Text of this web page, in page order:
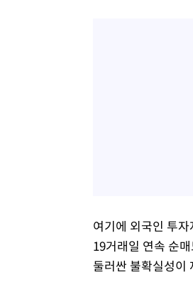
여기에 외국인 투
19거래일 연속 순
둘러싼 불확실성이